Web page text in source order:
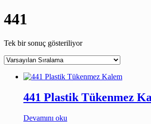
441
Tek bir sonuç gösteriliyor
441 Plastik Tükenmez
Devamını oku